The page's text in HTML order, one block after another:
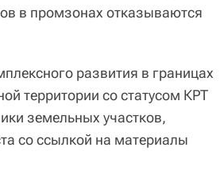
в промзонах отказываются
развития в границах
территории со статусом КРТ
земельных участков,
со ссылкой на материалы